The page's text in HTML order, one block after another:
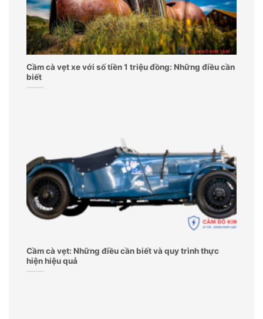
Cầm cà vẹt xe với số tiền 1 triệu đồng: Những điều cần
biết
Cầm cà vẹt: Những điều cần biết và quy trình thực
hiện hiệu quả